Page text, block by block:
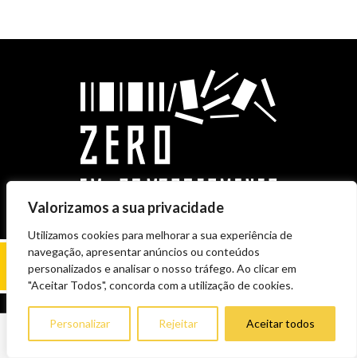
Valorizamos a sua privacidade
Utilizamos cookies para melhorar a sua experiência de
navegação, apresentar anúncios ou conteúdos
personalizados e analisar o nosso tráfego. Ao clicar em
"Aceitar Todos", concorda com a utilização de cookies.
Personalizar Rejeitar Aceitar todos